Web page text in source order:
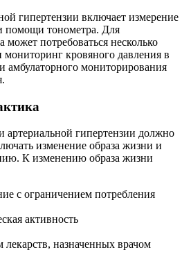
гипертензии включает измерение
помощи тонометра. Для
может потребоваться несколько
кровяного давления в
амбулаторного мониторирования
артериальной гипертензии должно
изменение образа жизни и
К изменению образа жизни
с ограничением потребления
активность
назначенных врачом